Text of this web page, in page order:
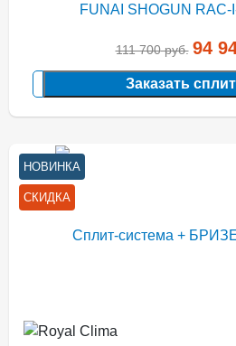
111 700руб. 94
Заказать
НОВИНКА
СКИДКА